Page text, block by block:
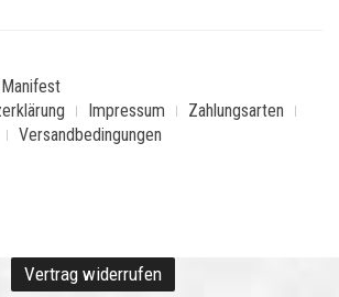
Impressum
Zahlungsarten
Versandbedingungen
Vertrag widerrufen